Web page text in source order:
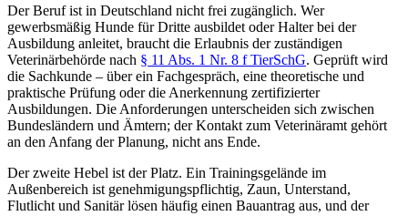
Der Beruf ist in Deutschland nicht frei zugänglich. Wer
gewerbsmäßig Hunde für Dritte ausbildet oder Halter bei der
Ausbildung anleitet, braucht die Erlaubnis der zuständigen
Veterinärbehörde nach § 11 Abs. 1 Nr. 8 f TierSchG. Geprüft wird
die Sachkunde – über ein Fachgespräch, eine theoretische und
praktische Prüfung oder die Anerkennung zertifizierter
Ausbildungen. Die Anforderungen unterscheiden sich zwischen
Bundesländern und Ämtern; der Kontakt zum Veterinäramt gehört
an den Anfang der Planung, nicht ans Ende.
Der zweite Hebel ist der Platz. Ein Trainingsgelände im
Außenbereich ist genehmigungspflichtig, Zaun, Unterstand,
Flutlicht und Sanitär lösen häufig einen Bauantrag aus, und der